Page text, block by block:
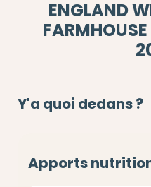
ENGLAND
Y'a quoi dedans ?
Apports